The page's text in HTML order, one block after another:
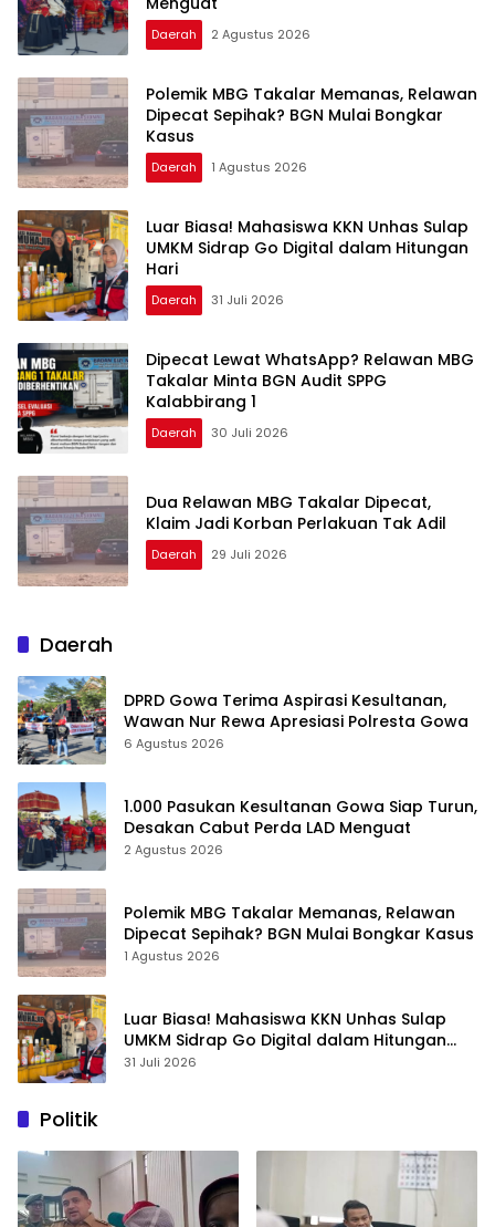
Daerah 2 Agustus 2026
Polemik MBG Takalar Memanas, Relawan
Dipecat Sepihak? BGN Mulai Bongkar
Kasus
Daerah 1 Agustus 2026
Luar Biasa! Mahasiswa KKN Unhas Sulap
UMKM Sidrap Go Digital dalam Hitungan
Hari
Daerah 31 Juli 2026
Dipecat Lewat WhatsApp? Relawan MBG
Takalar Minta BGN Audit SPPG
Kalabbirang 1
Daerah 30 Juli 2026
Dua Relawan MBG Takalar Dipecat,
Klaim Jadi Korban Perlakuan Tak Adil
Daerah 29 Juli 2026
Daerah
DPRD Gowa Terima Aspirasi Kesultanan,
Wawan Nur Rewa Apresiasi Polresta Gowa
6 Agustus 2026
1.000 Pasukan Kesultanan Gowa Siap Turun,
Desakan Cabut Perda LAD Menguat
2 Agustus 2026
Polemik MBG Takalar Memanas, Relawan
Dipecat Sepihak? BGN Mulai Bongkar Kasus
1 Agustus 2026
Luar Biasa! Mahasiswa KKN Unhas Sulap
UMKM Sidrap Go Digital dalam Hitungan
Hari
31 Juli 2026
Politik